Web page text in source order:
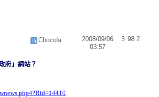
Chocola
2008/09/06
03:57
3 98 2
府」網站？